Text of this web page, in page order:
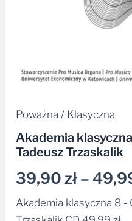
Poważna / Klasyczna
Akademia
Tadeusz Trzaskalik
39,90zł–
Akademia klasyczna 8 -